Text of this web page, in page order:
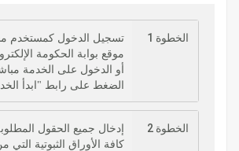
الخطوة 1
تسجيل الدخول كمستخدم
أو الدخول على الخدمة
الضغط على رابط "ابدأ
الخطوة 2
إدخال جميع الحقول
كافة الأوراق الثبوتية